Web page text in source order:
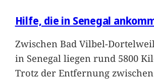
Hilfe, die in Senegal
Zwischen Bad Vilbel-
in Senegal liegen rund 5800
Trotz der Entfernung